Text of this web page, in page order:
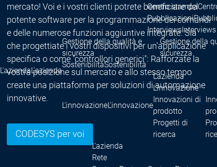
L'aziendaL'azienda
Centro stampa
Pubblicazioni
InterviewsInterviews
Gestione della qualità e
sicurezza
Gestione della
sicurezza
SostenibilitàSostenibilità
L'innovazioneL'innovazione
L'azienda
L'innovazione
Innovazioni di
prodotto
Progetti di
ricerca
L'azienda
Rete
mercato! Voi e i vostri clienti potrete beneficiare del
potente software per la programmazione dei comandi
e delle numerose funzioni aggiuntive integrate. Sia
che progettiate i vostri dispositivi per un'applicazione
specifica o come "controllori generici": Rafforzate la
vostra posizione sul mercato e allo stesso tempo
create una piattaforma per soluzioni di automazione
innovative.
CODESYS per voi